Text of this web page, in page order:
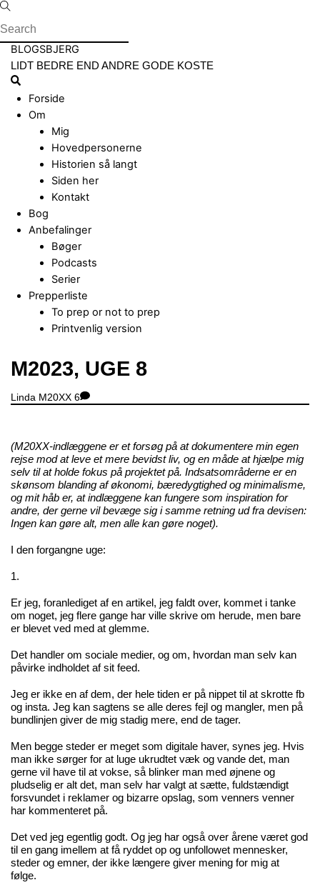
Skip
to
content
Menu
BLOGSBJERG
LIDT BEDRE END ANDRE GODE KOSTE
Search
Forside
Om
Mig
Hovedpersonerne
Historien så langt
Siden her
Kontakt
Bog
Anbefalinger
Bøger
Podcasts
Serier
Prepperliste
To prep or not to prep
Printvenlig version
Close
Menu
M2023, UGE 8
Linda M20XX 6
(M20XX-indlæggene er et forsøg på at dokumentere min egen
rejse mod at leve et mere bevidst liv, og en måde at hjælpe mig
selv til at holde fokus på projektet på. Indsatsområderne er en
skønsom blanding af økonomi, bæredygtighed og minimalisme,
og mit håb er, at indlæggene kan fungere som inspiration for
andre, der gerne vil bevæge sig i samme retning ud fra devisen:
Ingen kan gøre alt, men alle kan gøre noget).
I den forgangne uge:
1.
Er jeg, foranlediget af en artikel, jeg faldt over, kommet i tanke
om noget, jeg flere gange har ville skrive om herude, men bare
er blevet ved med at glemme.
Det handler om sociale medier, og om, hvordan man selv kan
påvirke indholdet af sit feed.
Jeg er ikke en af dem, der hele tiden er på nippet til at skrotte fb
og insta. Jeg kan sagtens se alle deres fejl og mangler, men på
bundlinjen giver de mig stadig mere, end de tager.
Men begge steder er meget som digitale haver, synes jeg. Hvis
man ikke sørger for at luge ukrudtet væk og vande det, man
gerne vil have til at vokse, så blinker man med øjnene og
pludselig er alt det, man selv har valgt at sætte, fuldstændigt
forsvundet i reklamer og bizarre opslag, som venners venner
har kommenteret på.
Det ved jeg egentlig godt. Og jeg har også over årene været god
til en gang imellem at få ryddet op og unfollowet mennesker,
steder og emner, der ikke længere giver mening for mig at
følge.